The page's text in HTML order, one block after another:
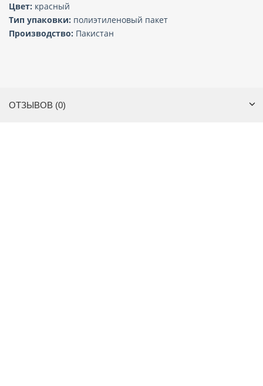
Цвет: красный
Тип упаковки: полиэтиленовый пакет
Производство: Пакистан
ОТЗЫВОВ (0)